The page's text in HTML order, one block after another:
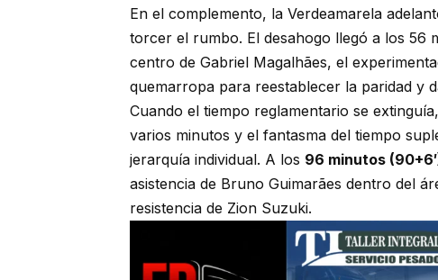
En el complemento, la Verdeamarela
torcer el rumbo. El desahogo llegó a los 56
centro de Gabriel Magalhães, el
quemarropa para reestablecer la paridad y
Cuando el tiempo reglamentario se
varios minutos y el fantasma del tiempo
jerarquía individual. A los 96 minutos
asistencia de Bruno Guimarães dentro del
resistencia de Zion Suzuki.